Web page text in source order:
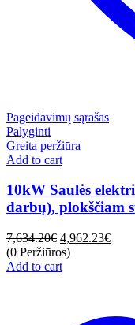
Pageidavimų sąrašas
Palyginti
Greita peržiūra
Add to cart
10kW Saulės
darbų), plokščiam
7,634.20€ 4,962.23€
(0 Peržiūros)
Add to cart